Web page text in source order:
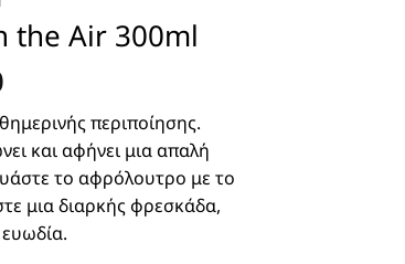
the Air 300ml
περιποίησης.
και αφήνει μια απαλή
το αφρόλουτρο με το
μια διαρκής φρεσκάδα,